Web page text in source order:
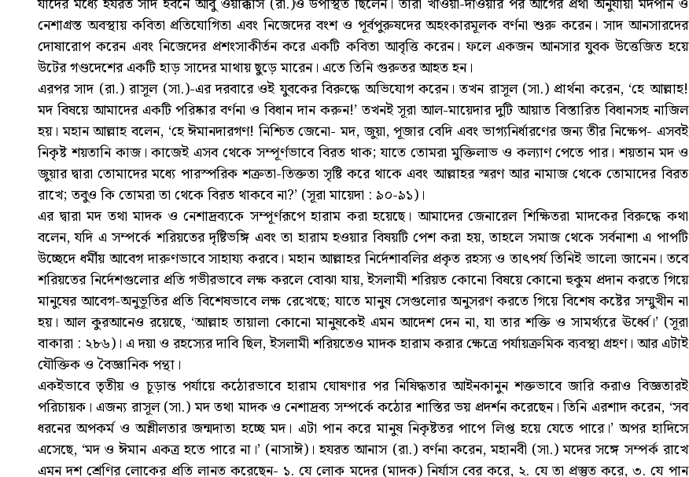
নেশাগ্রস্ত অবস্থায় কবিতা প্রতিযোগিতা এবং নিজেদের বংশ ও পূর্বপুরুষদের অহংকারমূলক বর্ণনা শুরু করেন। সাদ আনসারদের
দোষারোপ করেন এবং নিজেদের প্রশংসাকীর্তন করে একটি কবিতা আবৃত্তি করেন। ফলে একজন আনসার যুবক উত্তেজিত হয়ে
উটের গণ্ডদেশের একটি হাড় সাদের মাথায় ছুড়ে মারেন। এতে তিনি গুরুতর আহত হন।
এরপর সাদ (রা.) রাসূল (সা.)-এর দরবারে ওই যুবকের বিরুদ্ধে অভিযোগ করেন। তখন রাসূল (সা.) প্রার্থনা করেন, ‘হে আল্লাহ!
মদ বিষয়ে আমাদের একটি পরিষ্কার বর্ণনা ও বিধান দান করুন!’ তখনই সূরা আল-মায়েদার দুটি আয়াত বিস্তারিত বিধানসহ নাজিল
হয়। মহান আল্লাহ বলেন, ‘হে ঈমানদারগণ! নিশ্চিত জেনো- মদ, জুয়া, পূজার বেদি এবং ভাগ্যনির্ধারণের জন্য তীর নিক্ষেপ- এসবই
নিকৃষ্ট শয়তানি কাজ। কাজেই এসব থেকে সম্পূর্ণভাবে বিরত থাক; যাতে তোমরা মুক্তিলাভ ও কল্যাণ পেতে পার। শয়তান মদ ও
জুয়ার দ্বারা তোমাদের মধ্যে পারস্পরিক শত্রুতা-তিক্ততা সৃষ্টি করে থাকে এবং আল্লাহর স্মরণ আর নামাজ থেকে তোমাদের বিরত
রাখে; তবুও কি তোমরা তা থেকে বিরত থাকবে না?’ (সূরা মায়েদা : ৯০-৯১)।
এর দ্বারা মদ তথা মাদক ও নেশাদ্রব্যকে সম্পূর্ণরূপে হারাম করা হয়েছে। আমাদের জেনারেল শিক্ষিতরা মাদকের বিরুদ্ধে কথা
বলেন, যদি এ সম্পর্কে শরিয়তের দৃষ্টিভঙ্গি এবং তা হারাম হওয়ার বিষয়টি পেশ করা হয়, তাহলে সমাজ থেকে সর্বনাশা এ পাপটি
উচ্ছেদে ধর্মীয় আবেগ দারুণভাবে সাহায্য করবে। মহান আল্লাহর নির্দেশাবলির প্রকৃত রহস্য ও তাৎপর্য তিনিই ভালো জানেন। তবে
শরিয়তের নির্দেশগুলোর প্রতি গভীরভাবে লক্ষ করলে বোঝা যায়, ইসলামী শরিয়ত কোনো বিষয়ে কোনো হুকুম প্রদান করতে গিয়ে
মানুষের আবেগ-অনুভূতির প্রতি বিশেষভাবে লক্ষ রেখেছে; যাতে মানুষ সেগুলোর অনুসরণ করতে গিয়ে বিশেষ কষ্টের সম্মুখীন না
হয়। আল কুরআনেও রয়েছে, ‘আল্লাহ তায়ালা কোনো মানুষকেই এমন আদেশ দেন না, যা তার শক্তি ও সামর্থ্যরে ঊর্ধ্বে।’ (সূরা
বাকারা : ২৮৬)। এ দয়া ও রহস্যের দাবি ছিল, ইসলামী শরিয়তেও মাদক হারাম করার ক্ষেত্রে পর্যায়ক্রমিক ব্যবস্থা গ্রহণ। আর এটাই
যৌক্তিক ও বৈজ্ঞানিক পন্থা।
একইভাবে তৃতীয় ও চূড়ান্ত পর্যায়ে কঠোরভাবে হারাম ঘোষণার পর নিষিদ্ধতার আইনকানুন শক্তভাবে জারি করাও বিজ্ঞতারই
পরিচায়ক। এজন্য রাসূল (সা.) মদ তথা মাদক ও নেশাদ্রব্য সম্পর্কে কঠোর শাস্তির ভয় প্রদর্শন করেছেন। তিনি এরশাদ করেন, ‘সব
ধরনের অপকর্ম ও অশ্লীলতার জন্মদাতা হচ্ছে মদ। এটা পান করে মানুষ নিকৃষ্টতর পাপে লিপ্ত হয়ে যেতে পারে।’ অপর হাদিসে
এসেছে, ‘মদ ও ঈমান একত্র হতে পারে না।’ (নাসাঈ)। হযরত আনাস (রা.) বর্ণনা করেন, মহানবী (সা.) মদের সঙ্গে সম্পর্ক রাখে
এমন দশ শ্রেণির লোকের প্রতি লানত করেছেন- ১. যে লোক মদের (মাদক) নির্যাস বের করে, ২. যে তা প্রস্তুত করে, ৩. যে পান